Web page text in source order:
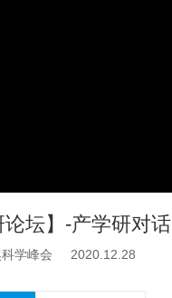
论坛】-产学研对话
科学峰会 2020.12.28